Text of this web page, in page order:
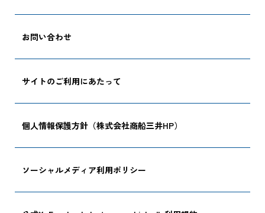
お問い合わせ
サイトのご利用にあたって
個人情報保護方針（株式会社商船三井HP）
ソーシャルメディア利用ポリシー